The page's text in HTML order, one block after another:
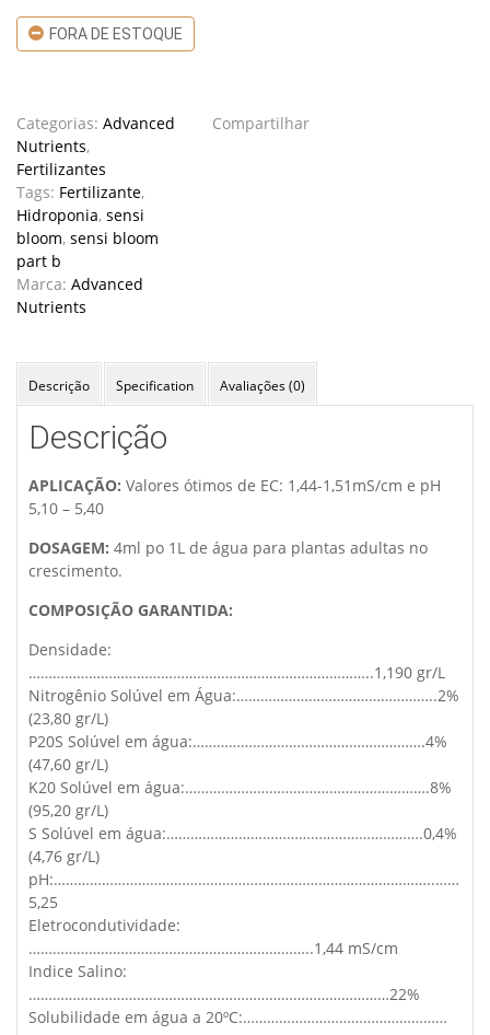
FORA DE ESTOQUE
Categorias: Advanced
Nutrients,
Fertilizantes
Tags: Fertilizante,
Hidroponia, sensi
bloom, sensi bloom
part b
Marca: Advanced
Nutrients
Compartilhar
Descrição Specification Avaliações (0)
Descrição
APLICAÇÃO: Valores ótimos de EC: 1,44-1,51mS/cm e pH
5,10 – 5,40
DOSAGEM: 4ml po 1L de água para plantas adultas no
crescimento.
COMPOSIÇÃO GARANTIDA:
Densidade:
…………………………………………………………………………..1,190 gr/L
Nitrogênio Solúvel em Água:…………………………………………..2%
(23,80 gr/L)
P20S Solúvel em água:………………………………………………….4%
(47,60 gr/L)
K20 Solúvel em água:…………………………………………………….8%
(95,20 gr/L)
S Solúvel em água:……………………………………………………….0,4%
(4,76 gr/L)
pH:…………………………………………………………………………………..……
5,25
Eletrocondutividade:
……………………………………………………………..1,44 mS/cm
Indice Salino:
………………………………………………………………………………22%
Solubilidade em água a 20ºC:……………………………………………